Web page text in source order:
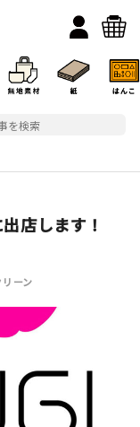
店します！
ーン